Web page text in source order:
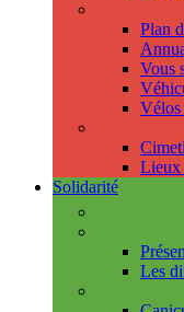
Plan
Vous
Vélos
Lieux
Solidarité
Les